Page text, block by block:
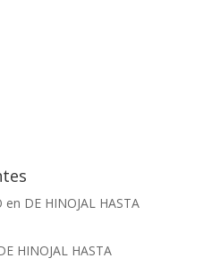
en DE HINOJAL HASTA
HINOJAL HASTA